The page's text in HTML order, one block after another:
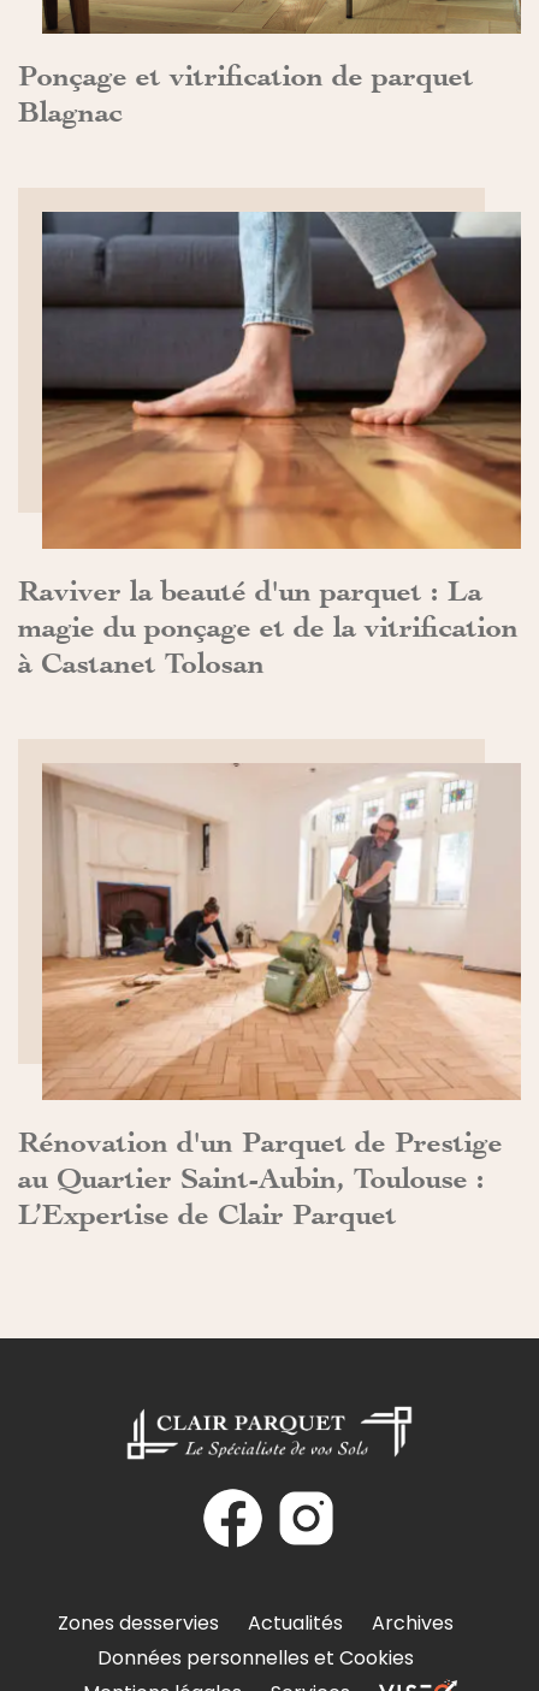
Ponçage et vitrification de parquet
Blagnac
Raviver la beauté d'un parquet : La
magie du ponçage et de la vitrification
à Castanet Tolosan
DÉCOUVRIR>>
Rénovation d'un Parquet de Prestige
au Quartier Saint-Aubin, Toulouse :
L’Expertise de Clair Parquet
DÉCOUVRIR>>
Zones desservies Actualités
Archives
Données personnelles et Cookies